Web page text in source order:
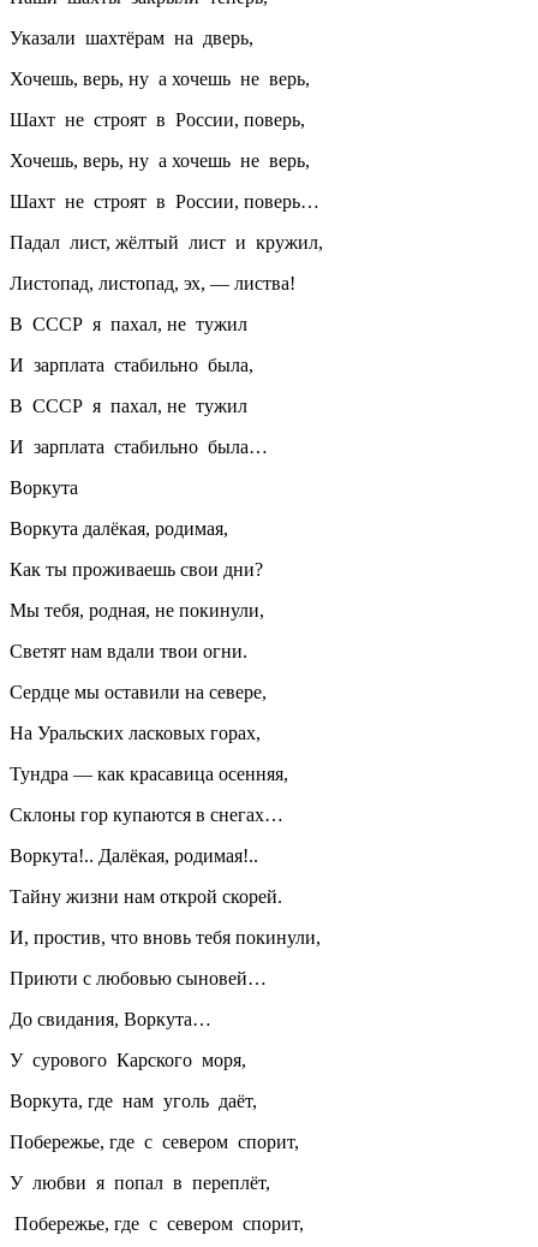
Указали шахтёрам на дверь,
Хочешь, верь, ну а хочешь не верь,
Шахт не строят в России, поверь,
Хочешь, верь, ну а хочешь не верь,
Шахт не строят в России, поверь…
Падал лист, жёлтый лист и кружил,
Листопад, листопад, эх, — листва!
В СССР я пахал, не тужил
И зарплата стабильно была,
В СССР я пахал, не тужил
И зарплата стабильно была…
Воркута
Воркута далёкая, родимая,
Как ты проживаешь свои дни?
Мы тебя, родная, не покинули,
Светят нам вдали твои огни.
Сердце мы оставили на севере,
На Уральских ласковых горах,
Тундра — как красавица осенняя,
Склоны гор купаются в снегах…
Воркута!.. Далёкая, родимая!..
Тайну жизни нам открой скорей.
И, простив, что вновь тебя покинули,
Приюти с любовью сыновей…
До свидания, Воркута…
У сурового Карского моря,
Воркута, где нам уголь даёт,
Побережье, где с севером спорит,
У любви я попал в переплёт,
Побережье, где с севером спорит,